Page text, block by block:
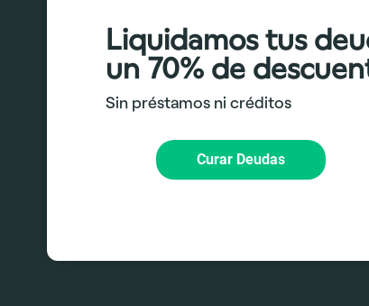
Liquidamos tus
un 70% de
Sin préstamos ni créditos
Curar Deudas